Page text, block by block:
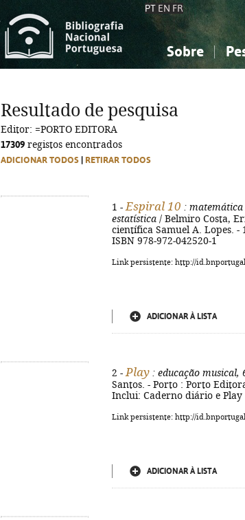
PT EN FR
Sobre
Ciências sociais...
Ciências sociais...
Resultado de pesquisa
Editor: =PORTO EDITORA
17309 registos encontrados
ADICIONAR TODOS RETIRAR TODOS
1 - Espiral 10 : matemática
estatística / Belmiro Costa,
científica Samuel A. Lopes. -
ISBN 978-972-042520-1
Link persistente: http://
ADICIONAR À LISTA
2 - Play : educação musical,
Santos. - Porto : Porto
Inclui: Caderno diário e Play
Link persistente: http://
ADICIONAR À LISTA